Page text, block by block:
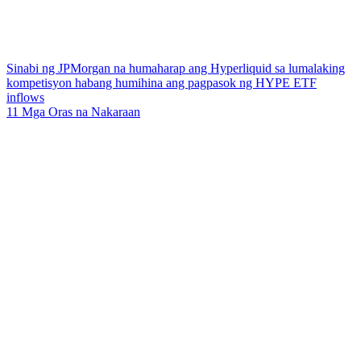
Sinabi ng JPMorgan na humaharap ang Hyperliquid sa lumalaking
kompetisyon habang humihina ang pagpasok ng HYPE ETF
inflows
11 Mga Oras na Nakaraan